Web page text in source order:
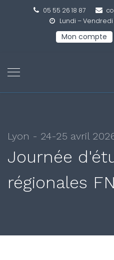
05 55 26 18 87
Lundi – Vendredi
Mon compte
Lyon - 24-25 avril
Journée
régionales